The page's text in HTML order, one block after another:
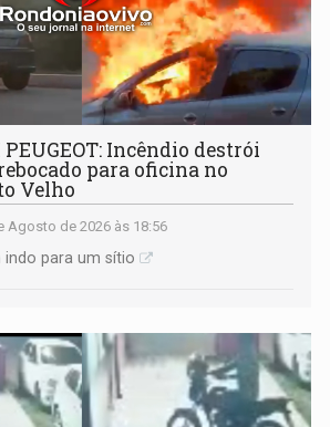
PEUGEOT: Incêndio destrói
para oficina no
Velho
Agosto de 2026 às 18:56
indo para um sítio